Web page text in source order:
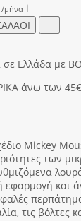
/μήνα i
Ελλάδα με
άνω των 45€,
Mickey
των
και
τις βόλτες